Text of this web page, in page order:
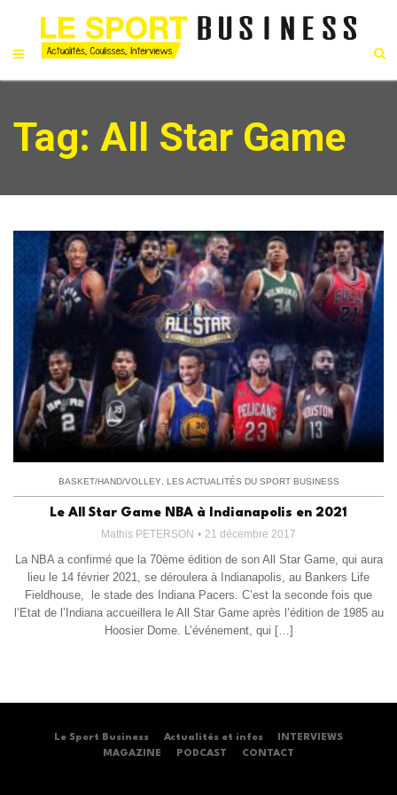
Tag: All Star Game
BASKET/HAND/VOLLEY, LES ACTUALITÉS DU SPORT BUSINESS
Le All Star Game NBA à Indianapolis en 2021
Mathis PETERSON 21 décembre 2017
La NBA a confirmé que la 70ème édition de son All Star Game, qui aura
lieu le 14 février 2021, se déroulera à Indianapolis, au Bankers Life
Fieldhouse, le stade des Indiana Pacers. C’est la seconde fois que
l’Etat de l’Indiana accueillera le All Star Game après l’édition de 1985 au
Hoosier Dome. L’événement, qui […]
Le Sport Business Actualités et infos
INTERVIEWS
MAGAZINE
PODCAST CONTACT